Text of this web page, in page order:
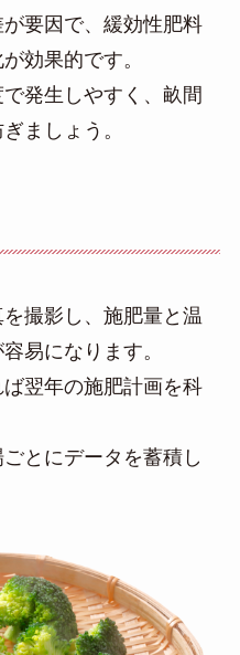
要因で、緩効性肥料
効果的です。
発生しやすく、畝間
ましょう。
撮影し、施肥量と温
易になります。
翌年の施肥計画を科
とにデータを蓄積し